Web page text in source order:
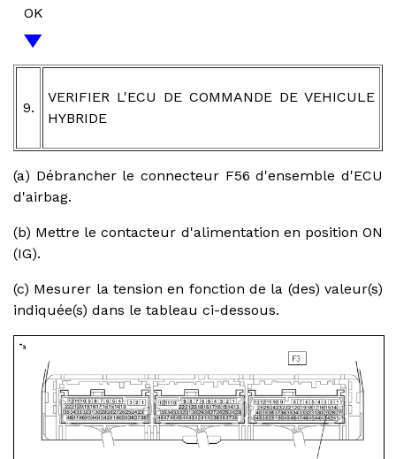
OK
9.
VERIFIER L'ECU DE COMMANDE DE VEHICULE
HYBRIDE
(a) Débrancher le connecteur F56 d'ensemble d'ECU
d'airbag.
(b) Mettre le contacteur d'alimentation en position ON
(IG).
(c) Mesurer la tension en fonction de la (des) valeur(s)
indiquée(s) dans le tableau ci-dessous.